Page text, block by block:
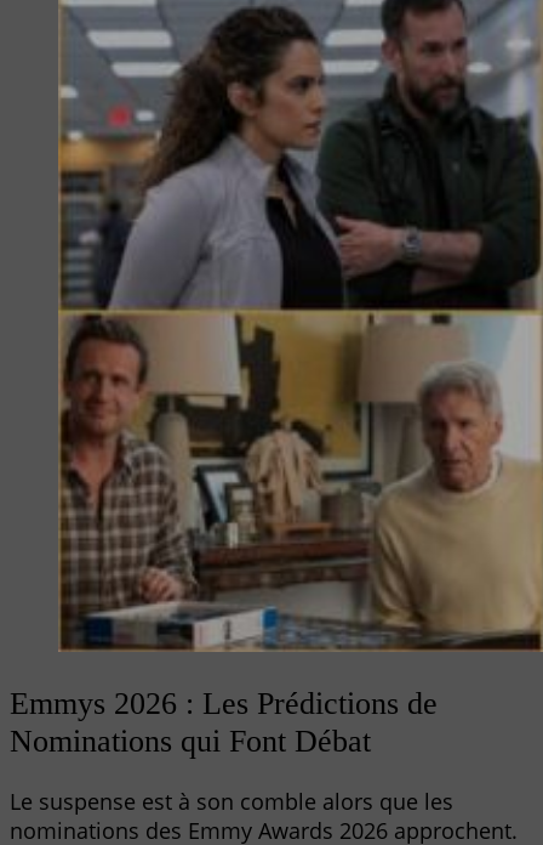
Emmys 2026 : Les Prédictions de
Nominations qui Font Débat
Le suspense est à son comble alors que les
nominations des Emmy Awards 2026 approchent.